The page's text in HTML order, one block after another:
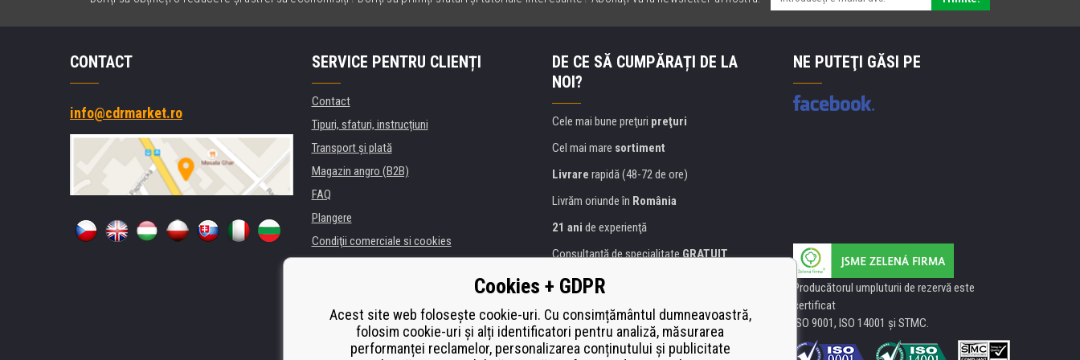
CONTACT
info@cdrmarket.ro
SERVICE PENTRU CLIENȚI
Contact
Tipuri, sfaturi, instrucțiuni
Transport şi plată
Magazin angro (B2B)
FAQ
Plangere
Condiţii comerciale si cookies
Închirierea de imprimante
Performanță de înlocuire
DE CE SĂ CUMPĂRAȚI DE LA
NOI?
Cele mai bune preţuri preţuri
Cel mai mare sortiment
Livrare rapidă (48-72 de ore)
Livrăm oriunde în România
21 ani de experienţă
Consultanţă de specialitateGRATUIT
Abordarea amabilă
certificat
Heureka
Platăsecurizată on-line
NE PUTEŢI GĂSI PE
Producătorul umpluturii de rezervă este
certificat
ISO 9001, ISO 14001 şi STMC.
Cookies + GDPR
Acest site web folosește cookie-uri. Cu consimțământul dumneavoastră,
folosim cookie-uri și alți identificatori pentru analiză, măsurarea
performanței reclamelor, personalizarea conținutului și publicitate